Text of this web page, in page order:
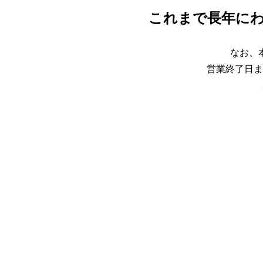
これまで長年に
なお、
営業終了日